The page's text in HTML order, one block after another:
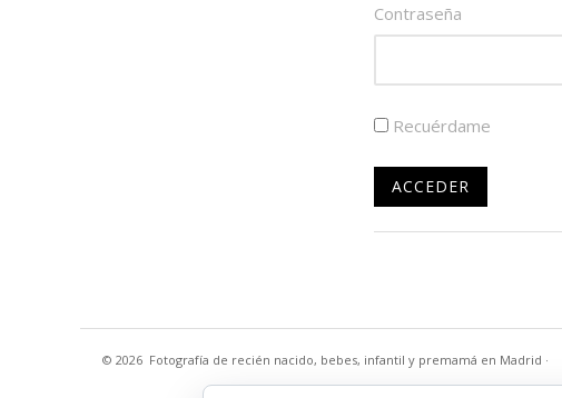
Contraseña
Recuérdame
© 2026 Fotografía de recién nacido, bebes, infantil y premamá en Madrid ·